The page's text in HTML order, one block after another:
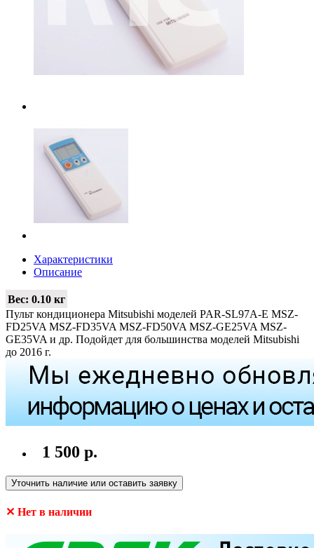
Характеристики
Описание
Вес: 0.10 кг
Пульт кондиционера Mitsubishi моделей PAR-SL97A-E MSZ-
FD25VA MSZ-FD35VA MSZ-FD50VA MSZ-GE25VA MSZ-
GE35VA и др. Подойдет для большинства моделей Mitsubishi
до 2016 г.
1 500 р.
Уточнить наличие или оставить заявку
✕ Нет в наличии